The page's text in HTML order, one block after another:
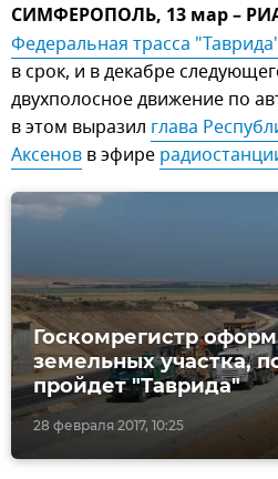
СИМФЕРОПОЛЬ, 13 мар –
Федеральная трасса
в срок, и в декабре
двухполосное движение по
в этом выразил глава
Аксенов в эфире
28 февраля 2017, 10:25
Госкомрегистр
земельных участка,
пройдет "Таврида"